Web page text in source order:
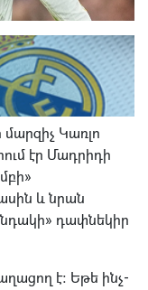
Կառլո
էր Մադրիդի
և նրան
դափնեկիր
է։ Եթե ինչ-